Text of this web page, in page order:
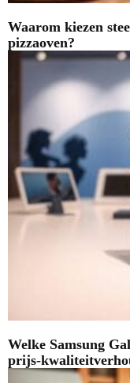
Waarom kiezen
pizzaoven?
Welke Samsung
prijs-